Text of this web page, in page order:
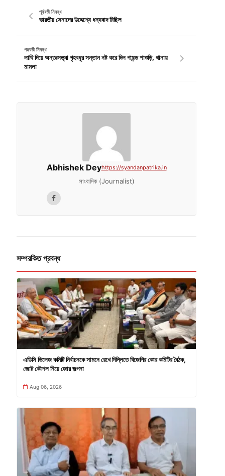
পূর্ববর্তী নিবন্ধ
ভারতীয় সেনাদের উদ্দেশ্যে ধন্যবাদ মিছিল
পরবর্তী নিবন্ধ
লাথি দিয়ে অন্তঃসত্ত্বা গৃহবধূর সন্তান নষ্ট করে দিল পাষন্ড শাশুড়ি, থানায়
মামলা
Abhishek Deyhttps://syandanpatrika.in
সাংবাদিক (Journalist)
সম্পরকিত প্রবন্ধ
এডিসি ভিলেজ কমিটি নির্বাচনকে সামনে রেখে দিল্লিতে বিজেপির কোর কমিটির বৈঠক,
জোট কৌশল নিয়ে জোর জল্পনা
Aug 06, 2026